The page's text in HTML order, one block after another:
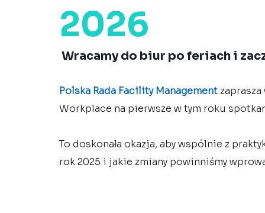
2026
Wracamy do biur po feriach i
Polska Rada Facility Management
Workplace na pierwsze w tym roku
To doskonała okazja, aby wspólnie z
rok 2025 i jakie zmiany powinniśmy